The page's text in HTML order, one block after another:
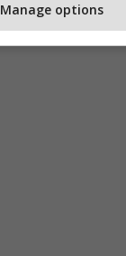
Manage options